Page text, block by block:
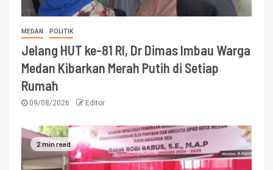
MEDAN POLITIK
Jelang HUT ke-81 RI, Dr Dimas Imbau Warga
Medan Kibarkan Merah Putih di Setiap
Rumah
09/08/2026 Editor
2 min read